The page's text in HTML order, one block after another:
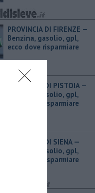
PROVINCIA DI FIRENZE — ​
Benzina, gasolio, gpl,
ecco dove risparmiare
PROVINCIA DI PISTOIA — ​
Benzina, gasolio, gpl,
ecco dove risparmiare
PROVINCIA DI SIENA — ​
Benzina, gasolio, gpl,
ecco dove risparmiare